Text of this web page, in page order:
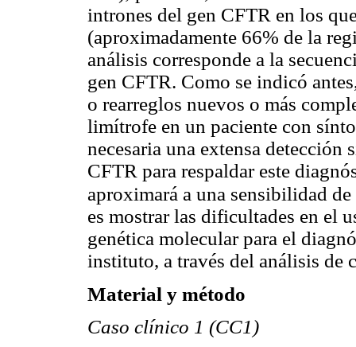
intrones del gen CFTR en los
(aproximadamente 66% de la
análisis corresponde a la
gen CFTR. Como se indicó
o rearreglos nuevos o más
limítrofe en un paciente con
necesaria una extensa detección
CFTR para respaldar este
aproximará a una sensibilidad
es mostrar las dificultades en el
genética molecular para el
instituto, a través del análisis de
Material y método
Caso clínico 1 (CC1)